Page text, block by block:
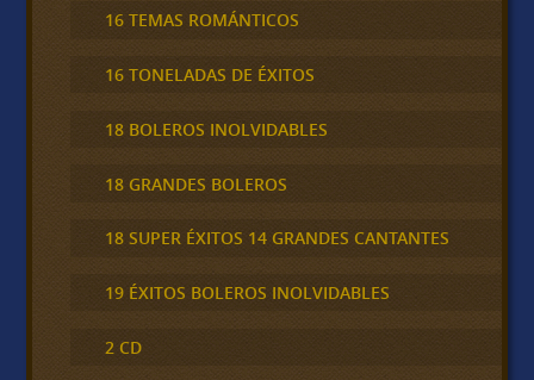
16 TEMAS ROMÁNTICOS
16 TONELADAS DE ÉXITOS
18 BOLEROS INOLVIDABLES
18 GRANDES BOLEROS
18 SUPER ÉXITOS 14 GRANDES CANTANTES
19 ÉXITOS BOLEROS INOLVIDABLES
2 CD